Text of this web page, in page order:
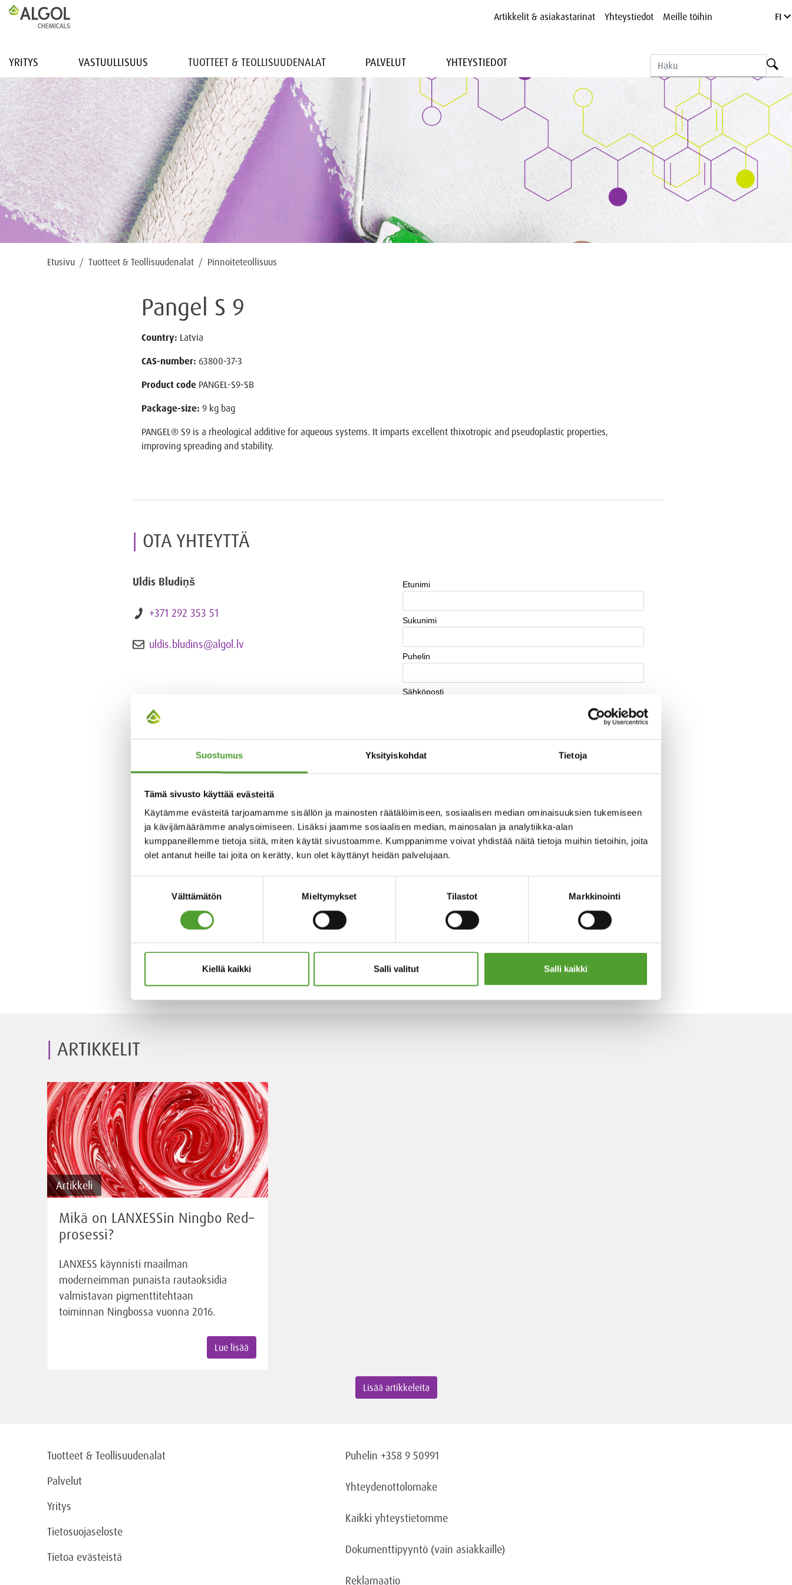
Suostumus Yksityiskohdat Tietoja
Tämä sivusto käyttää evästeitä
Käytämme evästeitä tarjoamamme sisällön ja mainosten räätälöimiseen, sosiaalisen median ominaisuuksien tukemiseen
ja kävijämäärämme analysoimiseen. Lisäksi jaamme sosiaalisen median, mainosalan ja analytiikka-alan
kumppaneillemme tietoja siitä, miten käytät sivustoamme. Kumppanimme voivat yhdistää näitä tietoja muihin tietoihin, joita
olet antanut heille tai joita on kerätty, kun olet käyttänyt heidän palvelujaan.
Välttämätön Mieltymykset Tilastot Markkinointi
Kiellä kaikki Salli valitut Salli kaikki
Artikkelit & asiakastarinat Yhteystiedot Meille töihin FI
YRITYS VASTUULLISUUS TUOTTEET & TEOLLISUUDENALAT PALVELUT YHTEYSTIEDOT
Etusivu Tuotteet & Teollisuudenalat Pinnoiteteollisuus
Pangel S 9
Country: Latvia
CAS-number: 63800-37-3
Product code PANGEL-S9-SB
Package-size: 9 kg bag
PANGEL® S9 is a rheological additive for aqueous systems. It imparts excellent thixotropic and pseudoplastic properties,
improving spreading and stability.
OTA YHTEYTTÄ
Uldis Bludiņš
+371 292 353 51
uldis.bludins@algol.lv
ARTIKKELIT
Artikkeli
Mikä on LANXESSin Ningbo Red–
prosessi?
LANXESS käynnisti maailman
moderneimman punaista rautaoksidia
valmistavan pigmenttitehtaan
toiminnan Ningbossa vuonna 2016.
Lue lisää
Lisää artikkeleita
Tuotteet & Teollisuudenalat
Palvelut
Yritys
Tietosuojaseloste
Tietoa evästeistä
Puhelin +358 9 50991
Yhteydenottolomake
Kaikki yhteystietomme
Dokumenttipyyntö (vain asiakkaille)
Reklamaatio